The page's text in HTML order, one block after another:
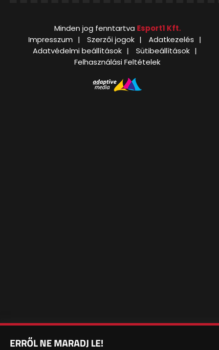
Minden jog fenntartva Esport1 Kft.
Impresszum
Szerzői jogok
Adatkezelés
Adatvédelmi beállítások
Sütibeállítások
Felhasználási Feltételek
ERRŐL NE MARADJ LE!